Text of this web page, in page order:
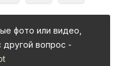
фото или видео,
вопрос -